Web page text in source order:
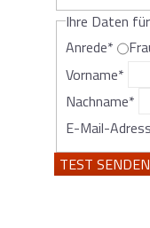
Ihre Daten
Anrede*
Vorname*
Nachname*
E-Mail-
TEST SENDEN